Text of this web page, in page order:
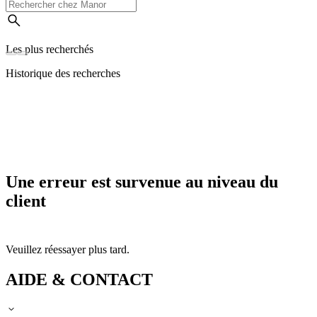
Les plus recherchés
Historique des recherches
Une erreur est survenue au niveau du
client
Veuillez réessayer plus tard.
AIDE & CONTACT